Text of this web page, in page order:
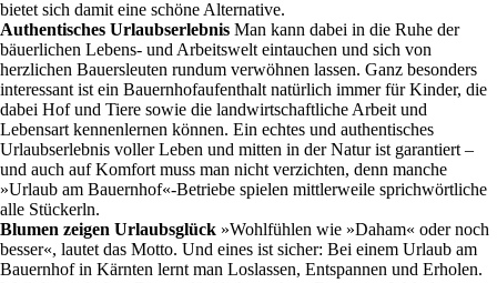
bietet sich damit eine schöne Alternative.
Authentisches Urlaubserlebnis Man kann dabei in die Ruhe der
bäuerlichen Lebens- und Arbeitswelt eintauchen und sich von
herzlichen Bauersleuten rundum verwöhnen lassen. Ganz besonders
interessant ist ein Bauernhofaufenthalt natürlich immer für Kinder, die
dabei Hof und Tiere sowie die landwirtschaftliche Arbeit und
Lebensart kennenlernen können. Ein echtes und authentisches
Urlaubserlebnis voller Leben und mitten in der Natur ist garantiert –
und auch auf Komfort muss man nicht verzichten, denn manche
»Urlaub am Bauernhof«-Betriebe spielen mittlerweile sprichwörtliche
alle Stückerln.
Blumen zeigen Urlaubsglück »Wohlfühlen wie »Daham« oder noch
besser«, lautet das Motto. Und eines ist sicher: Bei einem Urlaub am
Bauernhof in Kärnten lernt man Loslassen, Entspannen und Erholen.